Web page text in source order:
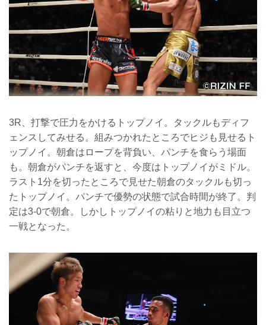
3R、打撃で圧力をかけるトップノイ。タックルもディフ
ェンスしてみせる。組みつかれたところでヒジも見せるト
ップノイ。朝倉はロープを背負い、パンチを食らう場面
も。朝倉がパンチを返すと、今度はトップノイがミドル。
ラスト1分を切ったところで見せた朝倉のタックルも切っ
たトップノイ。パンチで優勢の状態で試合時間が終了。判
定は3-0で朝倉。しかしトップノイの粘りと地力も目立つ
一戦となった。